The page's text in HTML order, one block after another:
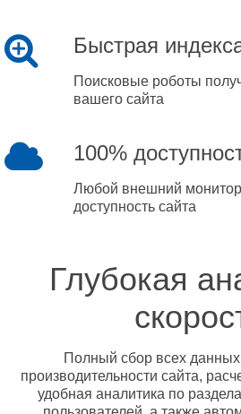
Быстрая
Поисковые роботы
вашего сайта
100%
Любой внешний
доступность сайта
Глубокая
Полный сбор всех данных
производительности сайта,
удобная аналитика по